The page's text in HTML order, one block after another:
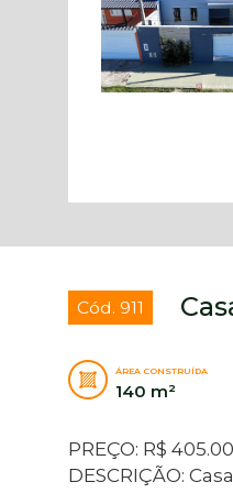
Cód. 911
ÁREA CONSTRUÍDA
140 m²
PREÇO: R$
DESCRIÇÃO: